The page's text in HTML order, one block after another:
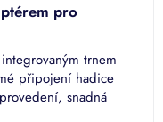
pro
trnem
připojení hadice
snadná